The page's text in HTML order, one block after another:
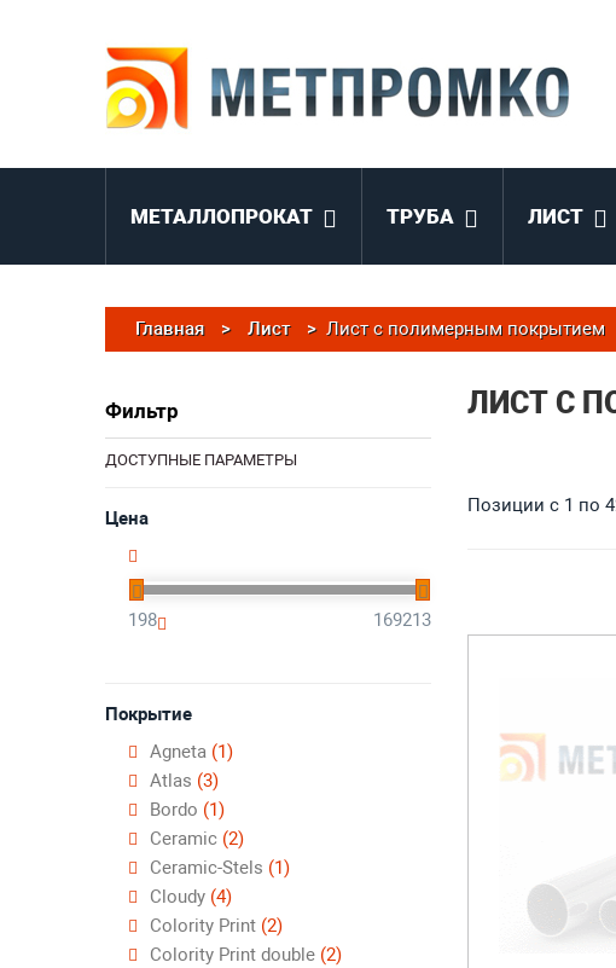
МЕТАЛЛОПРОКАТ
ТРУБА ЛИСТ
Главная > Лист > Лист с полимерным покрытием
ЛИСТ С
Позиции с 1 по
Фильтр
ДОСТУПНЫЕ ПАРАМЕТРЫ
Цена
198 169213
Покрытие
Agneta (1)
Atlas (3)
Bordo (1)
Ceramic (2)
Ceramic-Stels (1)
Cloudy (4)
Colority Print (2)
Colority Print double (2)